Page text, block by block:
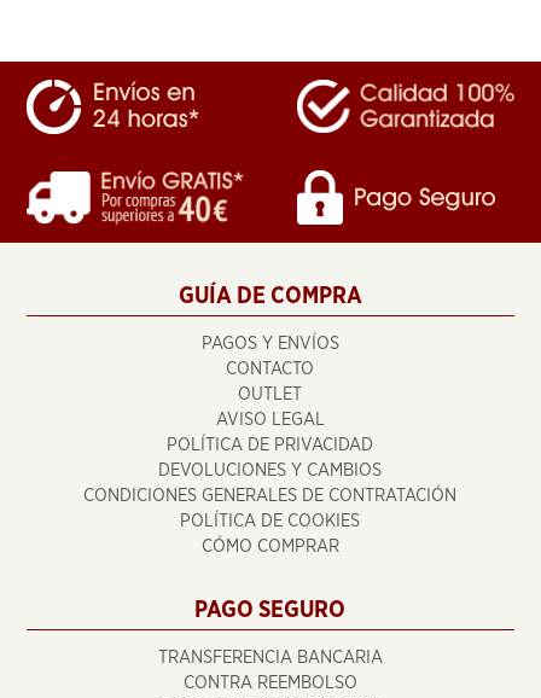
GUÍA DE COMPRA
PAGOS Y ENVÍOS
CONTACTO
OUTLET
AVISO LEGAL
POLÍTICA DE PRIVACIDAD
DEVOLUCIONES Y CAMBIOS
CONDICIONES GENERALES DE CONTRATACIÓN
POLÍTICA DE COOKIES
CÓMO COMPRAR
PAGO SEGURO
TRANSFERENCIA BANCARIA
CONTRA REEMBOLSO